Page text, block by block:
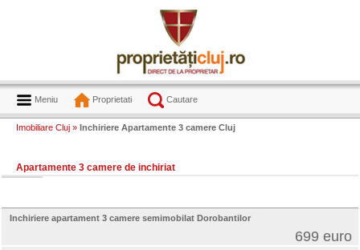
Meniu Proprietati Cautare
Imobiliare Cluj » Inchiriere Apartamente 3 camere Cluj
Apartamente 3 camere de inchiriat
Inchiriere apartament 3 camere semimobilat Dorobantilor
699 euro